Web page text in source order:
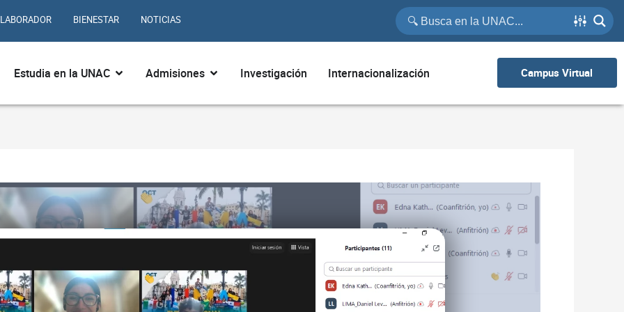
BIENESTAR NOTICIAS
¿Quiénes somos?
Estudia en la UNAC Abrir Estudia en la UNAC
Admisiones Abrir Admisiones
Investigación Internacionalización Campus Virtual